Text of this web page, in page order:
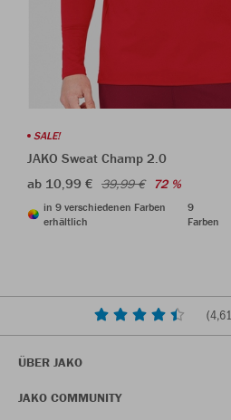
SALE!
JAKO Sweat Champ 2.0
ab 10,99 € 39,99 € 72 %
in 9 verschiedenen Farben
erhältlich
9
Farben
(4,61
ÜBER JAKO
JAKO COMMUNITY